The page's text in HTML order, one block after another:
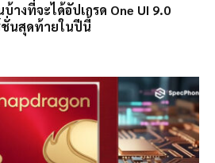
างที่จะได้อัปเกรด One UI 9.0
ชั่นสุดท้ายในปีนี้